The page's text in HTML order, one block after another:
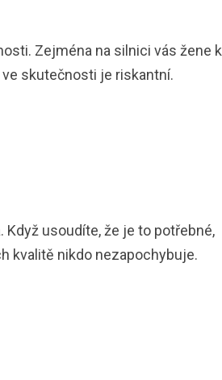
Zejména na silnici vás žene k
ve skutečnosti je riskantní.
usoudíte, že je to potřebné,
kvalitě nikdo nezapochybuje.